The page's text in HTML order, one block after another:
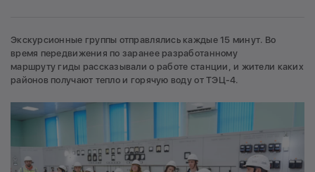
Экскурсионные группы отправлялись каждые 15 минут. Во
время передвижения по заранее разработанному
маршруту гиды рассказывали о работе станции, и жители каких
районов получают тепло и горячую воду от ТЭЦ-4.